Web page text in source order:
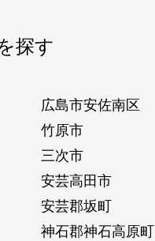
探す
広島市安佐南区
竹原市
三次市
安芸高田市
安芸郡坂町
神石郡神石高原町